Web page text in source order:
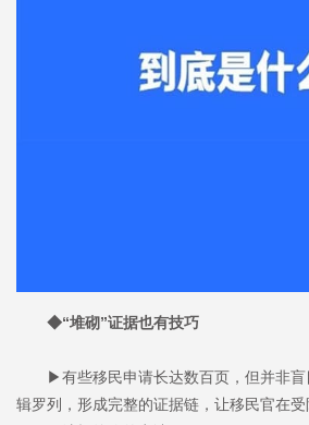
◆“堆砌”证据也有技巧
▶有些移民申请长达数百页，但并非盲
辑罗列，形成完整的证据链，让移民官在